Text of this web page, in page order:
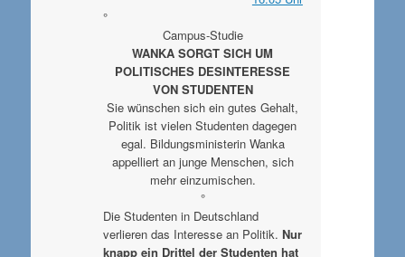
°
Campus-Studie
WANKA SORGT SICH UM
POLITISCHES DESINTERESSE
VON STUDENTEN
Sie wünschen sich ein gutes Gehalt,
Politik ist vielen Studenten dagegen
egal. Bildungsministerin Wanka
appelliert an junge Menschen, sich
mehr einzumischen.
°
Die Studenten in Deutschland
verlieren das Interesse an Politik. Nur
knapp ein Drittel der Studenten hat